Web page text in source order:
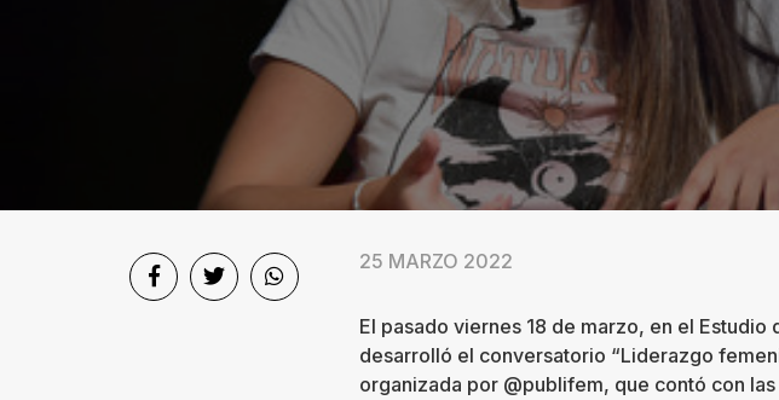
Entrevistas
Quiénes
25 MARZO 2022
El pasado viernes 18 de marzo, en el
desarrolló el conversatorio “Liderazgo
organizada por @publifem, que contó con